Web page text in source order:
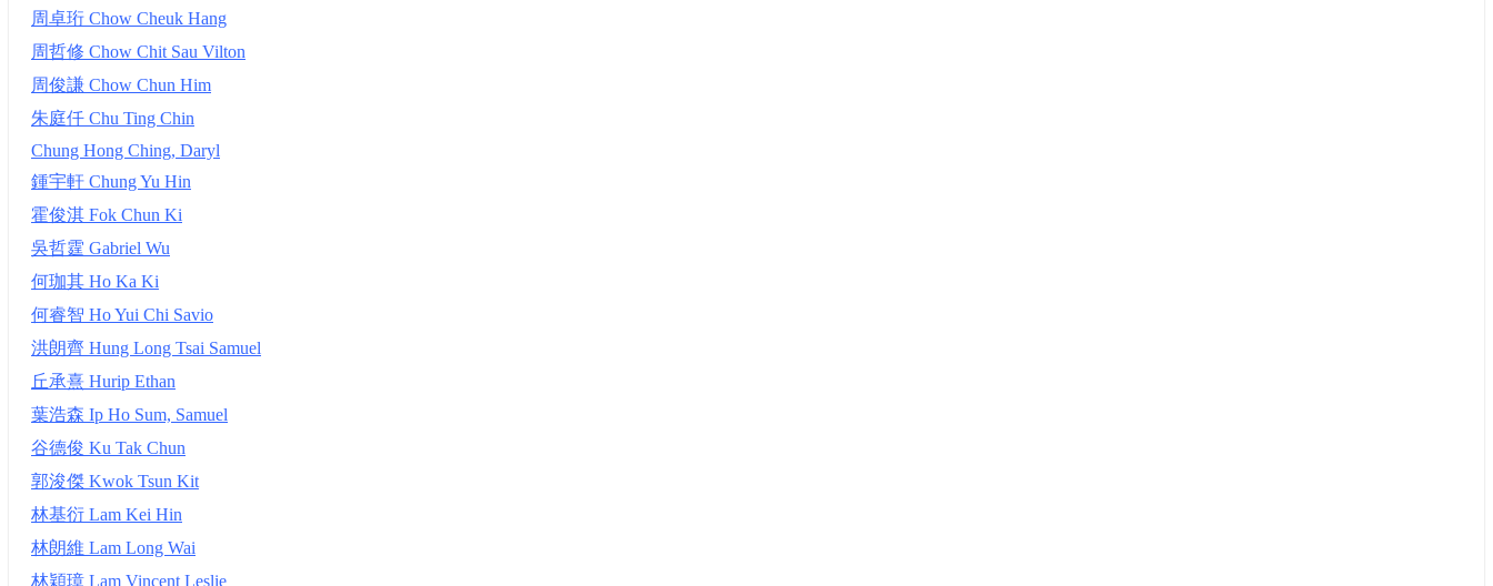
周卓珩 Chow Cheuk Hang
周哲修 Chow Chit Sau Vilton
周俊謙 Chow Chun Him
朱庭仟 Chu Ting Chin
Chung Hong Ching, Daryl
鍾宇軒 Chung Yu Hin
霍俊淇 Fok Chun Ki
吳哲霆 Gabriel Wu
何珈其 Ho Ka Ki
何睿智 Ho Yui Chi Savio
洪朗齊 Hung Long Tsai Samuel
丘承熹 Hurip Ethan
葉浩森 Ip Ho Sum, Samuel
谷德俊 Ku Tak Chun
郭浚傑 Kwok Tsun Kit
林基衍 Lam Kei Hin
林朗維 Lam Long Wai
林穎璋 Lam Vincent Leslie